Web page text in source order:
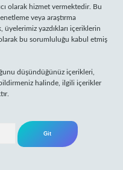
olarak hizmet vermektedir. Bu
veya araştırma
yazdıkları içeriklerin
bu sorumluluğu kabul etmiş
düşündüğünüz içerikleri,
halinde, ilgili içerikler